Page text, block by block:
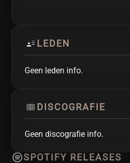
LEDEN
Geen leden info.
DISCOGRAFIE
Geen discografie info.
SPOTIFY RELEASES